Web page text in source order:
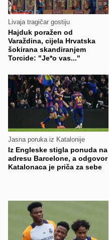
Livaja tragičar gostiju
Hajduk poražen od
Varaždina, cijela Hrvatska
šokirana skandiranjem
Torcide: "Je*o vas..."
Jasna poruka iz Katalonije
Iz Engleske stigla ponuda na
adresu Barcelone, a odgovor
Katalonaca je priča za sebe